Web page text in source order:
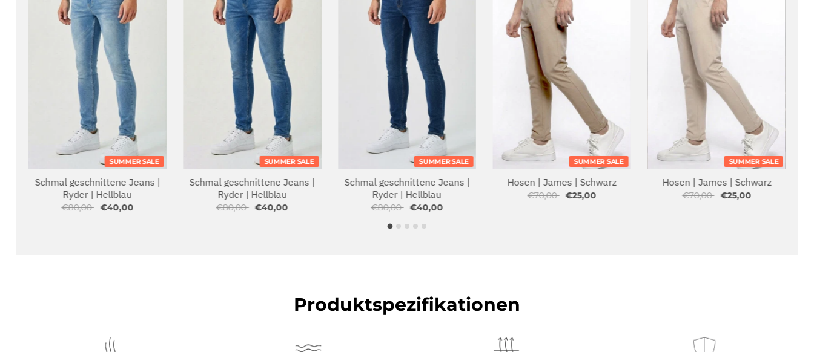
SUMMER SALE
Schmal geschnittene Jeans |
Ryder | Hellblau
€80,00 €40,00
SUMMER SALE
Schmal geschnittene Jeans |
Ryder | Hellblau
€80,00 €40,00
SUMMER SALE
Schmal geschnittene Jeans |
Ryder | Hellblau
€80,00 €40,00
SUMMER SALE
Hosen | James | Schwarz
€70,00 €25,00
SUMMER SALE
Hosen | James | Schwarz
€70,00 €25,00
Produktspezifikationen